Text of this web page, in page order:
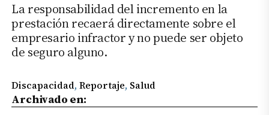
La responsabilidad del incremento en la
prestación recaerá directamente sobre el
empresario infractor y no puede ser objeto
de seguro alguno.
Discapacidad, Reportaje, Salud
Archivado en: